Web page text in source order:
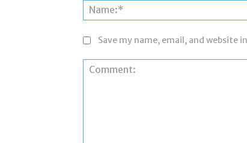
Save my name, email, and